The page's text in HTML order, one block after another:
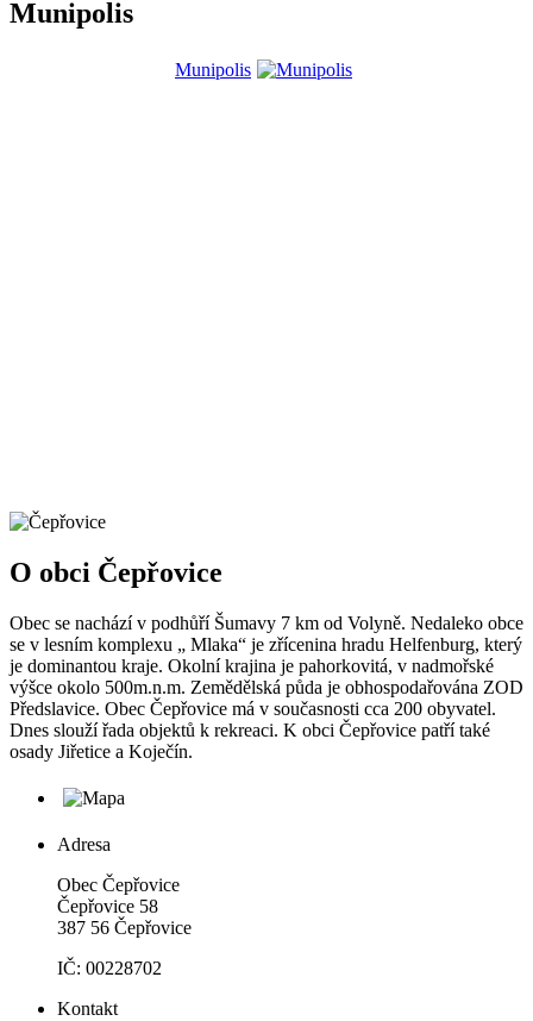
Munipolis
Munipolis
O obci Čepřovice
Obec se nachází v podhůří Šumavy 7 km od Volyně. Nedaleko obce
se v lesním komplexu „ Mlaka“ je zřícenina hradu Helfenburg, který
je dominantou kraje. Okolní krajina je pahorkovitá, v nadmořské
výšce okolo 500m.n.m. Zemědělská půda je obhospodařována ZOD
Předslavice. Obec Čepřovice má v současnosti cca 200 obyvatel.
Dnes slouží řada objektů k rekreaci. K obci Čepřovice patří také
osady Jiřetice a Koječín.
Adresa
Obec Čepřovice
Čepřovice 58
387 56 Čepřovice
IČ: 00228702
Kontakt